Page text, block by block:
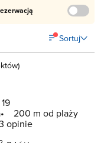
Sortuj
)
200 m od plaży
opinie